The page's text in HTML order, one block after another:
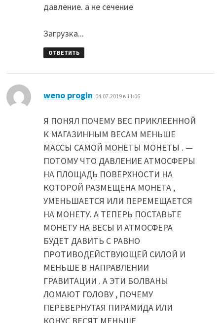
давление. а не сечение
Загрузка...
ОТВЕТИТЬ
weno progin 04.07.2019 в 11:06
Я ПОНЯЛ ПОЧЕМУ ВЕС ПРИКЛЕЕННОЙ
К МАГАЗИННЫМ ВЕСАМ МЕНЬШЕ
МАССЫ САМОЙ МОНЕТЫ МОНЕТЫ . —
ПОТОМУ ЧТО ДАВЛЕНИЕ АТМОСФЕРЫ
НА ПЛОЩАДЬ ПОВЕРХНОСТИ НА
КОТОРОЙ РАЗМЕЩЕНА МОНЕТА ,
УМЕНЬШАЕТСЯ ИЛИ ПЕРЕМЕЩАЕТСЯ
НА МОНЕТУ. А ТЕПЕРЬ ПОСТАВЬТЕ
МОНЕТУ НА ВЕСЫ И АТМОСФЕРА
БУДЕТ ДАВИТЬ С РАВНО
ПРОТИВОДЕЙСТВУЮЩЕЙ СИЛОЙ И
МЕНЬШЕ В НАПРАВЛЕНИИ
ГРАВИТАЦИИ . А ЭТИ БОЛВАНЫ
ЛОМАЮТ ГОЛОВУ , ПОЧЕМУ
ПЕРЕВЕРНУТАЯ ПИРАМИДА ИЛИ